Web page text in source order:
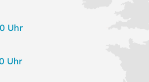
Uhr
Uhr